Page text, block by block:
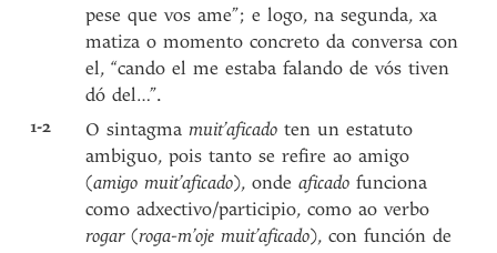
pese que vos ame”; e logo, na segunda, xa
matiza o momento concreto da conversa con
el, “cando el me estaba falando de vós tiven
dó del…”.
1-2 O sintagmamuit’aficado ten un estatuto
ambiguo, pois tanto se refire ao amigo
(amigo muit’aficado), ondeaficadofunciona
como adxectivo/participio, como ao verbo
rogar(roga-m’oje muit’aficado), con función de